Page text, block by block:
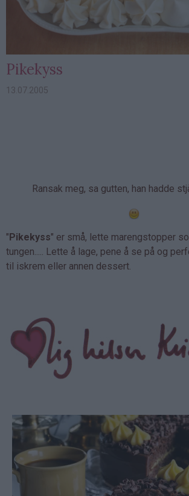
Pikekyss
13.07.2005
Ransak meg, sa gutten, han hadde
"Pikekyss" er små, lette marengstopper
tungen..... Lette å lage, pene å se på og
til iskrem eller annen dessert.